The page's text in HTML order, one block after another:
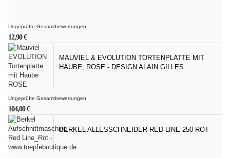
Ungeprüfte Gesamtbewertungen
12,90€
MAUVIEL & EVOLUTION TORTENPLATTE MIT
HAUBE, ROSE - DESIGN ALAIN GILLES
Ungeprüfte Gesamtbewertungen
104,00€
BERKEL ALLESSCHNEIDER RED LINE 250 ROT